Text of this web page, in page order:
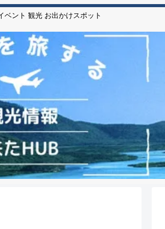
ベント 観光 お出かけスポット